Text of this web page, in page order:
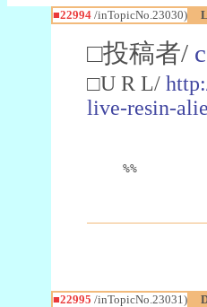
■22994/inTopicNo.23030)
□投稿者/
□U R L/
live-resin-
%%
■22995 /inTopicNo.23031)